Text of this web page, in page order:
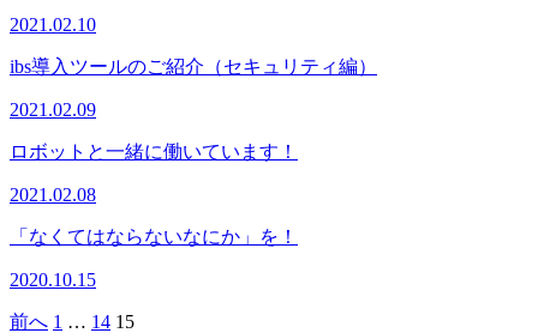
2021.02.10
ibs導入ツールのご紹介（セキュリティ編）
2021.02.09
ロボットと一緒に働いています！
2021.02.08
「なくてはならないなにか」を！
2020.10.15
前へ 1 … 14 15